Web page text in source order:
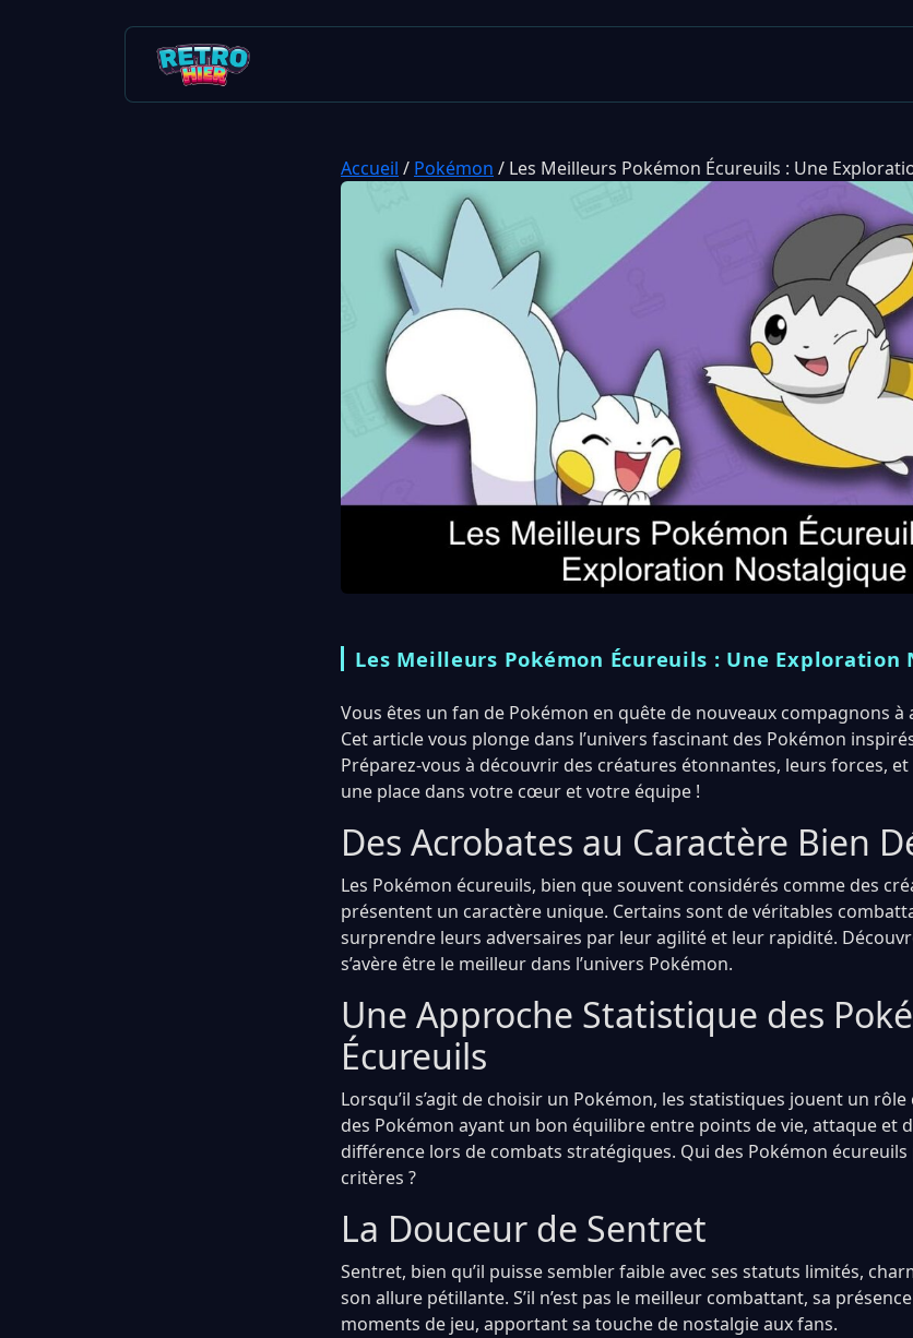
Accueil / Pokémon / Les Meilleurs Pokémon Écureuils : Une
Les Meilleurs Pokémon Écureuils : Une Exploration
Vous êtes un fan de Pokémon en quête de nouveaux compagnons à
Cet article vous plonge dans l’univers fascinant des Pokémon
Préparez-vous à découvrir des créatures étonnantes, leurs forces,
une place dans votre cœur et votre équipe !
Des Acrobates au Caractère Bien
Les Pokémon écureuils, bien que souvent considérés comme des
présentent un caractère unique. Certains sont de véritables
surprendre leurs adversaires par leur agilité et leur rapidité.
s’avère être le meilleur dans l’univers Pokémon.
Une Approche Statistique des
Écureuils
Lorsqu’il s’agit de choisir un Pokémon, les statistiques jouent un rôle
des Pokémon ayant un bon équilibre entre points de vie, attaque et
différence lors de combats stratégiques. Qui des Pokémon
critères ?
La Douceur de Sentret
Sentret, bien qu’il puisse sembler faible avec ses statuts limités,
son allure pétillante. S’il n’est pas le meilleur combattant, sa
moments de jeu, apportant sa touche de nostalgie aux fans.